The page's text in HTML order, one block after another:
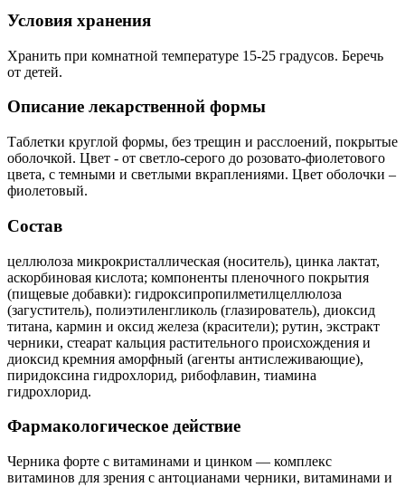
Условия хранения
Хранить при комнатной температуре 15-25 градусов. Беречь
от детей.
Описание лекарственной формы
Таблетки круглой формы, без трещин и расслоений, покрытые
оболочкой. Цвет - от светло-серого до розовато-фиолетового
цвета, с темными и светлыми вкраплениями. Цвет оболочки –
фиолетовый.
Состав
целлюлоза микрокристаллическая (носитель), цинка лактат,
аскорбиновая кислота; компоненты пленочного покрытия
(пищевые добавки): гидроксипропилметилцеллюлоза
(загуститель), полиэтиленгликоль (глазирователь), диоксид
титана, кармин и оксид железа (красители); рутин, экстракт
черники, стеарат кальция растительного происхождения и
диоксид кремния аморфный (агенты антислеживающие),
пиридоксина гидрохлорид, рибофлавин, тиамина
гидрохлорид.
Фармакологическое действие
Черника форте с витаминами и цинком — комплекс
витаминов для зрения с антоцианами черники, витаминами и